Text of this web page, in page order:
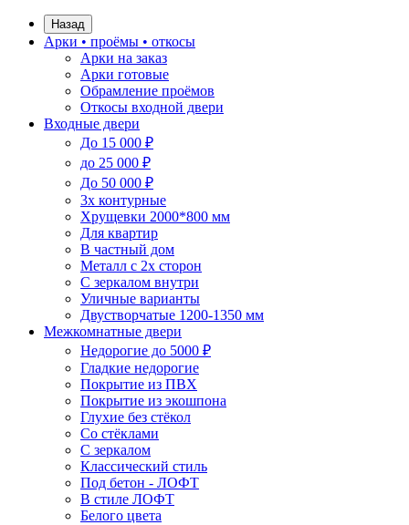
Назад
Арки • проёмы • откосы
Арки на заказ
Арки готовые
Обрамление проёмов
Откосы входной двери
Входные двери
До 15 000 ₽
до 25 000 ₽
До 50 000 ₽
3х контурные
Хрущевки 2000*800 мм
Для квартир
В частный дом
Металл с 2х сторон
С зеркалом внутри
Уличные варианты
Двустворчатые 1200-1350 мм
Межкомнатные двери
Недорогие до 5000 ₽
Гладкие недорогие
Покрытие из ПВХ
Покрытие из экошпона
Глухие без стёкол
Со стёклами
С зеркалом
Классический стиль
Под бетон - ЛОФТ
В стиле ЛОФТ
Белого цвета